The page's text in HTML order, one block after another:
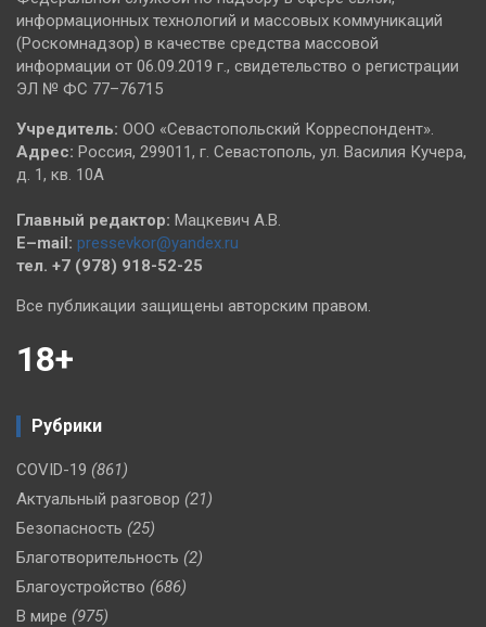
информационных технологий и массовых коммуникаций
(Роскомнадзор) в качестве средства массовой
информации от 06.09.2019 г., свидетельство о регистрации
ЭЛ № ФС 77–76715
Учредитель: ООО «Севастопольский Корреспондент».
Адрес: Россия, 299011, г. Севастополь, ул. Василия Кучера,
д. 1, кв. 10А
Главный редактор: Мацкевич А.В.
E–mail: pressevkor@yandex.ru
тел. +7 (978) 918-52-25
Все публикации защищены авторским правом.
18+
Рубрики
COVID-19 (861)
Актуальный разговор (21)
Безопасность (25)
Благотворительность (2)
Благоустройство (686)
В мире (975)